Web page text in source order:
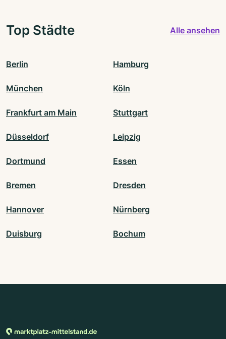
Top Städte Alle ansehen
Berlin Hamburg
München Köln
Frankfurt am Main Stuttgart
Düsseldorf Leipzig
Dortmund Essen
Bremen Dresden
Hannover Nürnberg
Duisburg Bochum